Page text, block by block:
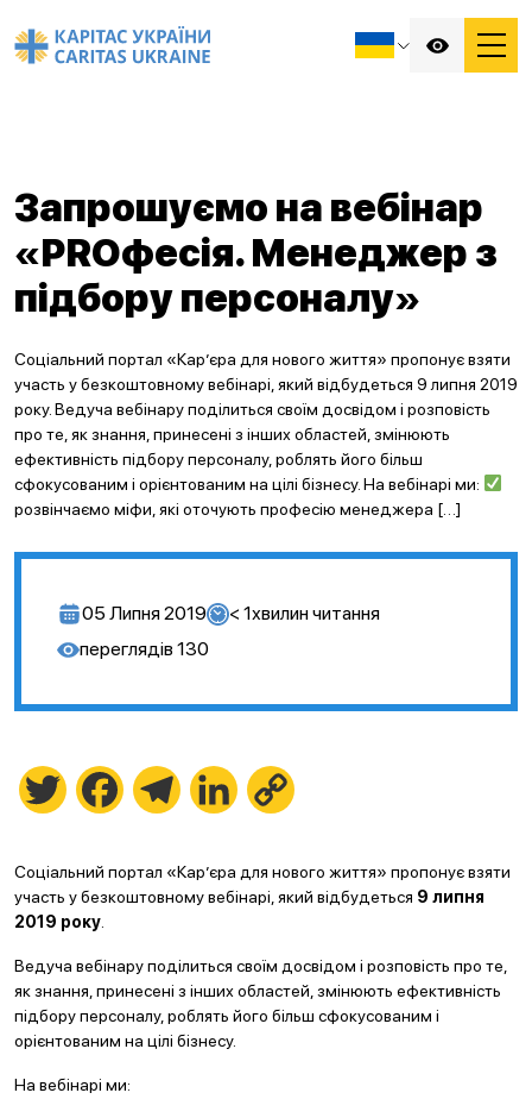
Запрошуємо на вебінар
«PROфесія. Менеджер з
підбору персоналу»
Соціальний портал «Кар’єра для нового життя» пропонує взяти
участь у безкоштовному вебінарі, який відбудеться 9 липня 2019
року. Ведуча вебінару поділиться своїм досвідом і розповість
про те, як знання, принесені з інших областей, змінюють
ефективність підбору персоналу, роблять його більш
сфокусованим і орієнтованим на цілі бізнесу. На вебінарі ми:
розвінчаємо міфи, які оточують професію менеджера […]
05 Липня 2019 < 1хвилин читання
переглядів 130
Twitter FacebookTelegramLinkedIn
Соціальний портал «Кар’єра для нового життя» пропонує взяти
участь у безкоштовному вебінарі, який відбудеться 9 липня
2019 року
Ведуча вебінару поділиться своїм досвідом і розповість про те,
як знання, принесені з інших областей, змінюють ефективність
підбору персоналу, роблять його більш сфокусованим і
орієнтованим на цілі бізнесу.
На вебінарі ми: